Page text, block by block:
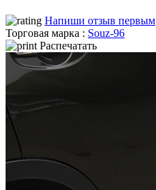
Напиши отзыв первым
Торговая марка : Souz-96
Распечатать